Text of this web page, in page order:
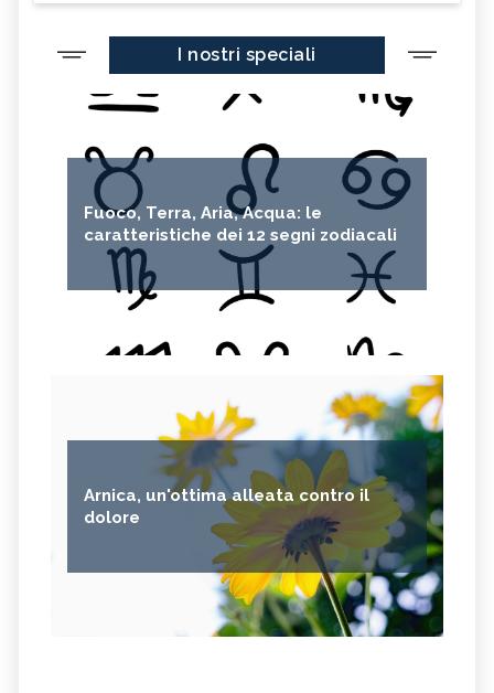
I nostri speciali
Fuoco, Terra, Aria, Acqua: le
caratteristiche dei 12 segni zodiacali
Arnica, un'ottima alleata contro il
dolore